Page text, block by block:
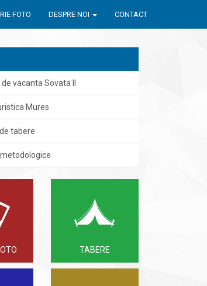
FOTO DESPRE NOI CONTACT
vacanta Sovata II
Mures
tabere
TABERE